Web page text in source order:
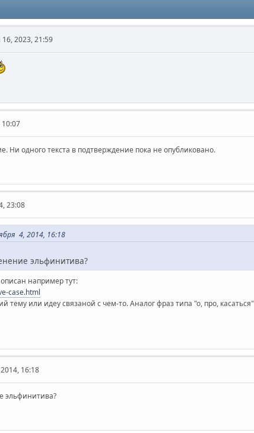
2023, 21:59
Ни одного текста в подтверждение пока не опубликовано.
23:08
4, 2014, 16:18
эльфинитива?
например тут:
case.html
тему или идеу связаной с чем-то. Аналог фраз типа "о, про, касаться"
16:18
эльфинитива?